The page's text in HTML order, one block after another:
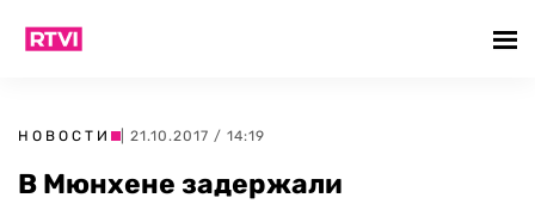
НОВОСТИ | 21.10.2017 / 14:19
В Мюнхене задержали